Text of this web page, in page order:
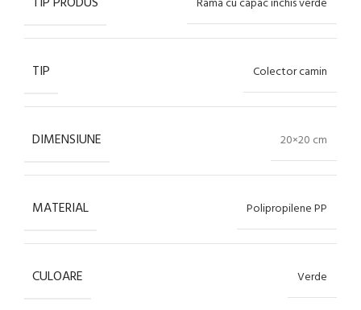
Rama cu capac inchis verde
TIP Colector camin
DIMENSIUNE 20×20 cm
MATERIAL Polipropilene PP
CULOARE Verde